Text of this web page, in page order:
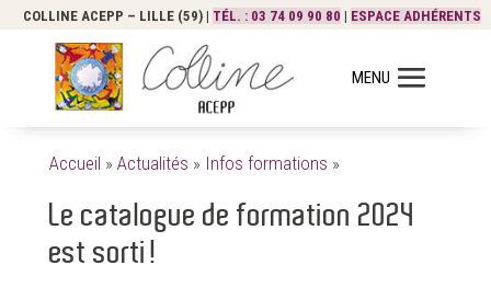
COLLINE ACEPP – LILLE (59) | TÉL. : 03 74 09 90 80 | ESPACE ADHÉRENTS
Accueil » Actualités » Infos formations »
Le catalogue de formation 2024
est sorti!